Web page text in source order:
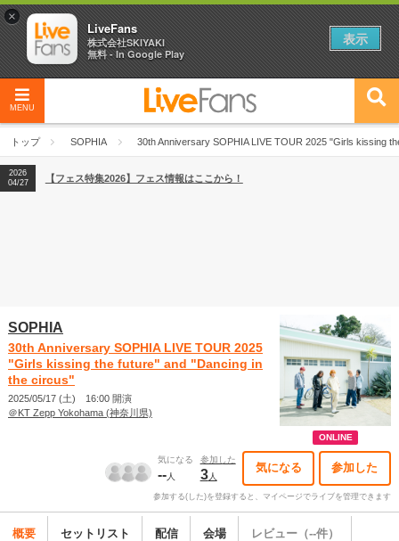
MENU
トップ SOPHIA 30th Anniversary SOPHIA LIVE TOUR 2025 "Girls kissing
2026
04/27
2026
【ライブ動員ランキング】2026年上半期編発表！
2026
04/27
【フェス特集2026】フェス情報はここから！
ONLINE
SOPHIA
30th Anniversary SOPHIA LIVE TOUR 2025
"Girls kissing the future" and "Dancing in
the circus"
2025/05/17 (土) 16:00 開演
＠KT Zepp Yokohama (神奈川県)
気になる
--人
参加した
3人
気になる 参加した
参加する(した)を登録すると、マイページでライブを管理できます
概要 セットリスト 配信 会場 レビュー（--件）
×
LiveFans
株式会社SKIYAKI
無料 - In Google Play
表示